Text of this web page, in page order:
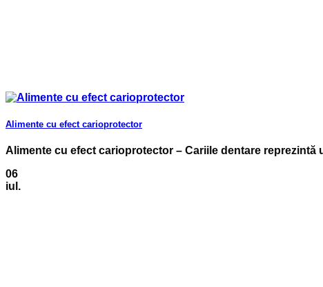
Alimente cu efect carioprotector
Alimente cu efect carioprotector – Cariile dentare reprezintă
06
iul.